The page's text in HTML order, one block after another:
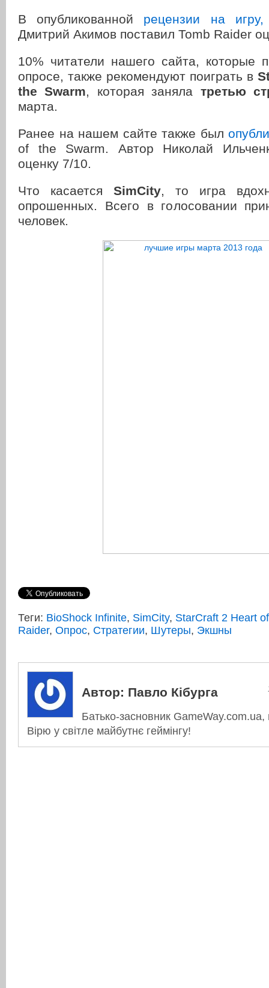
В опубликованной рецензии на игру,
Дмитрий Акимов поставил Tomb Raider
10% читатели нашего сайта, которые
опросе, также рекомендуют поиграть в
the Swarm, которая заняла третью
марта.
Ранее на нашем сайте также был
of the Swarm. Автор Николай
оценку 7/10.
Что касается SimCity, то игра
опрошенных. Всего в голосовании
человек.
Теги: BioShock Infinite, SimCity, StarCraft 2 Heart
Raider, Опрос, Стратегии, Шутеры, Экшны
Автор: Павло Кібурга
Батько-засновник
Вірю у світле майбутнє геймінгу!